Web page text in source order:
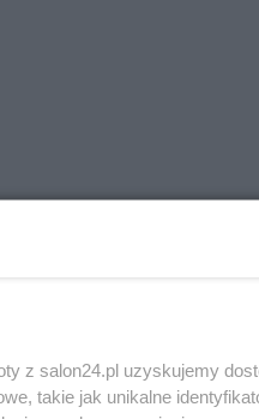
z salon24.pl uzyskujemy
takie jak unikalne